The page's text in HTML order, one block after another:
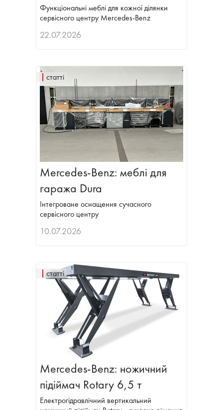
Функціональні меблі для кожної ділянки
сервісного центру Mercedes-Benz
22.07.2026
статті
Mercedes-Benz: меблі для
гаража Dura
Інтегроване оснащення сучасного
сервісного центру
10.07.2026
статті
Mercedes-Benz: ножичний
підіймач Rotary 6,5 т
Електрогідравлічний вертикальний